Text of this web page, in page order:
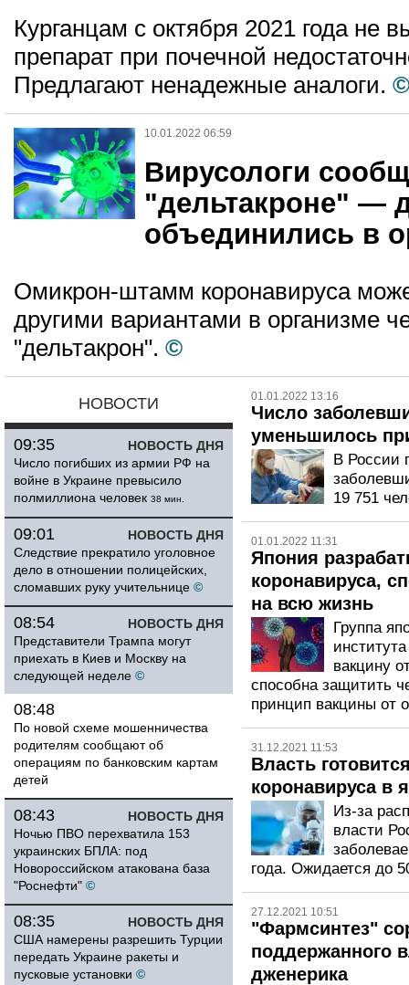
Курганцам с октября 2021 года не
препарат при почечной
Предлагают ненадежные аналоги. ©
10.01.2022 06:59
Вирусологи
"дельтакроне" —
объединились в
Омикрон-штамм коронавируса
другими вариантами в организме
"дельтакрон". ©
НОВОСТИ
НОВОСТЬ ДНЯ
09:35
Число погибших из армии РФ на
войне в Украине превысило
полмиллиона человек 38 мин.
НОВОСТЬ ДНЯ
09:01
Следствие прекратило уголовное
дело в отношении полицейских,
сломавших руку учительнице ©
НОВОСТЬ ДНЯ
08:54
Представители Трампа могут
приехать в Киев и Москву на
следующей неделе ©
08:48
По новой схеме мошенничества
родителям сообщают об
операциям по банковским картам
детей
НОВОСТЬ ДНЯ
08:43
Ночью ПВО перехватила 153
украинских БПЛА: под
Новороссийском атакована база
"Роснефти" ©
НОВОСТЬ ДНЯ
08:35
США намерены разрешить Турции
передать Украине ракеты и
пусковые установки ©
01.01.2022 13:16
Число
уменьшилось
В России
19 751
01.01.2022 11:31
Япония
коронавируса,
на всю жизнь
Группа
вакцину
способна защитить
принцип вакцины от
31.12.2021 11:53
Власть
коронавируса в
Из-за
власти
года. Ожидается до
27.12.2021 10:51
"Фармсинтез"
поддержанного
дженерика